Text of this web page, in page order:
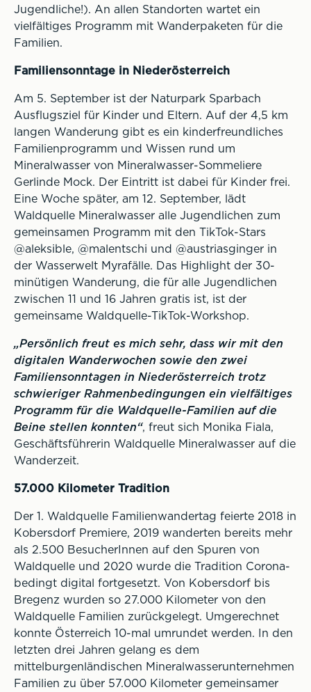
Jugendliche!). An allen Standorten wartet ein
vielfältiges Programm mit Wanderpaketen für die
Familien.
Familiensonntage in Niederösterreich
Am 5. September ist der Naturpark Sparbach
Ausflugsziel für Kinder und Eltern. Auf der 4,5 km
langen Wanderung gibt es ein kinderfreundliches
Familienprogramm und Wissen rund um
Mineralwasser von Mineralwasser-Sommeliere
Gerlinde Mock. Der Eintritt ist dabei für Kinder frei.
Eine Woche später, am 12. September, lädt
Waldquelle Mineralwasser alle Jugendlichen zum
gemeinsamen Programm mit den TikTok-Stars
@aleksible, @malentschi und @austriasginger in
der Wasserwelt Myrafälle. Das Highlight der 30-
minütigen Wanderung, die für alle Jugendlichen
zwischen 11 und 16 Jahren gratis ist, ist der
gemeinsame Waldquelle-TikTok-Workshop.
„Persönlich freut es mich sehr, dass wir mit den
digitalen Wanderwochen sowie den zwei
Familiensonntagen in Niederösterreich trotz
schwieriger Rahmenbedingungen ein vielfältiges
Programm für die Waldquelle-Familien auf die
Beine stellen konnten“, freut sich Monika Fiala,
Geschäftsführerin Waldquelle Mineralwasser auf die
Wanderzeit.
57.000 Kilometer Tradition
Der 1. Waldquelle Familienwandertag feierte 2018 in
Kobersdorf Premiere, 2019 wanderten bereits mehr
als 2.500 BesucherInnen auf den Spuren von
Waldquelle und 2020 wurde die Tradition Corona-
bedingt digital fortgesetzt. Von Kobersdorf bis
Bregenz wurden so 27.000 Kilometer von den
Waldquelle Familien zurückgelegt. Umgerechnet
konnte Österreich 10-mal umrundet werden. In den
letzten drei Jahren gelang es dem
mittelburgenländischen Mineralwasserunternehmen
Familien zu über 57.000 Kilometer gemeinsamer